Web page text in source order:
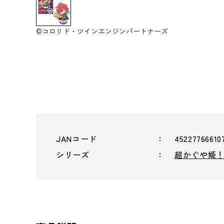
©コロリド・ツインエンジンパートナーズ
JANコード
シリーズ
超かぐや姫！